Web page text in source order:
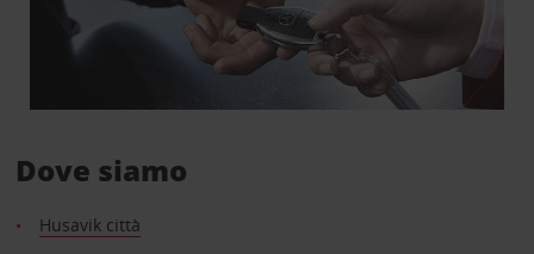
Dove siamo
Husavik città